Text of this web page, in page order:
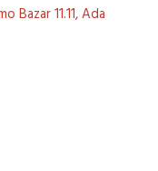
Bazar 11.11, Ada